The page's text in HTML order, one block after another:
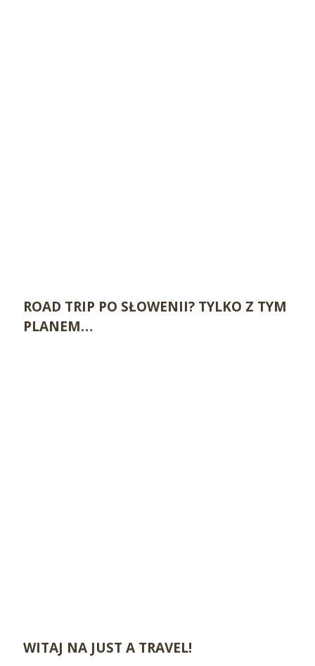
ROAD TRIP PO SŁOWENII? TYLKO Z TYM
PLANEM…
WITAJ NA JUST A TRAVEL!